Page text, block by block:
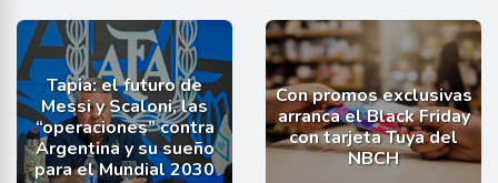
Tapia: el futuro de
Messi y Scaloni, las
“operaciones” contra
Argentina y su sueño
para el Mundial 2030
Con promos exclusivas
arranca el Black Friday
con tarjeta Tuya del
NBCH